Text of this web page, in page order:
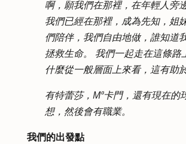
啊，願我們在那裡，在年輕人旁
我們已經在那裡，成為先知，姐
們陪伴，我們自由地做，誰知道
拯救生命。 我們一起走在這條路
什麼從一般層面上來看，這有助
有特蕾莎，Mª卡門，還有現在的
想，然後會有職業。
我們的出發點